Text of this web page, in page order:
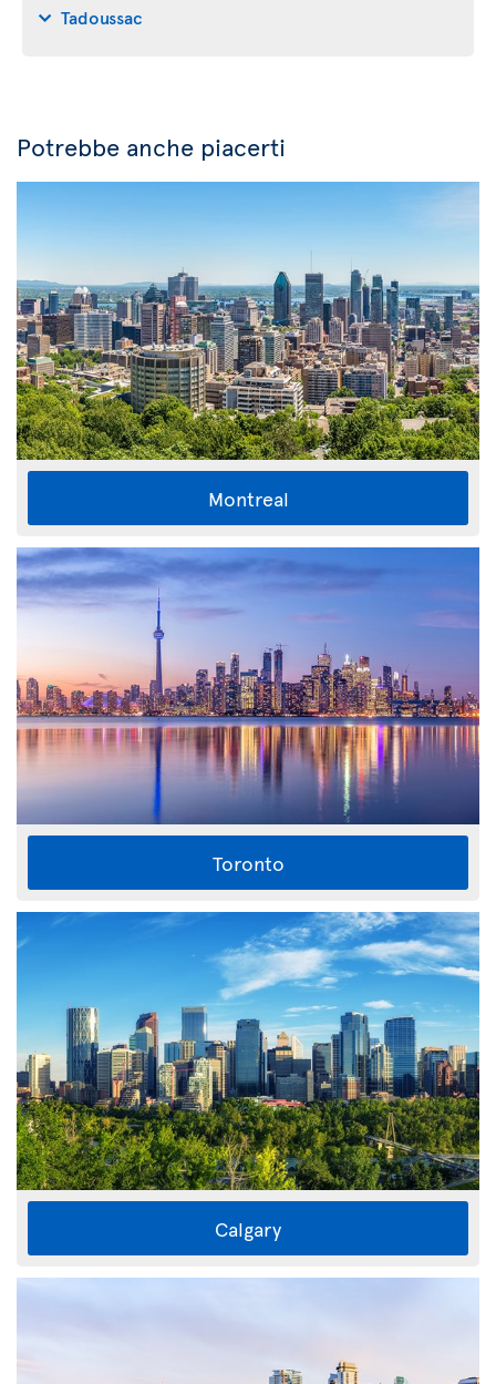
Tadoussac
Potrebbe anche piacerti
Montreal
Toronto
Calgary